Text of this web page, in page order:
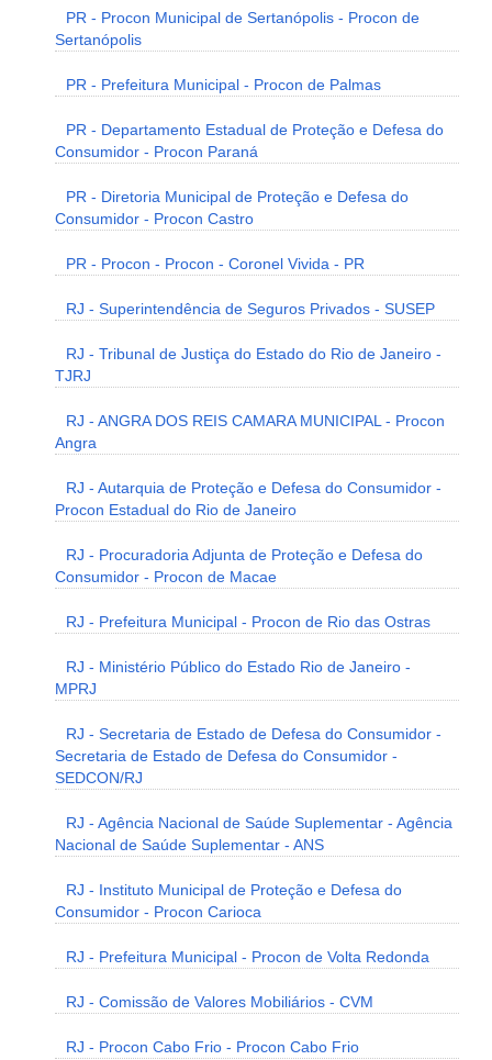
PR - Procon Municipal de Sertanópolis - Procon de
Sertanópolis
PR - Prefeitura Municipal - Procon de Palmas
PR - Departamento Estadual de Proteção e Defesa do
Consumidor - Procon Paraná
PR - Diretoria Municipal de Proteção e Defesa do
Consumidor - Procon Castro
PR - Procon - Procon - Coronel Vivida - PR
RJ - Superintendência de Seguros Privados - SUSEP
RJ - Tribunal de Justiça do Estado do Rio de Janeiro -
TJRJ
RJ - ANGRA DOS REIS CAMARA MUNICIPAL - Procon
Angra
RJ - Autarquia de Proteção e Defesa do Consumidor -
Procon Estadual do Rio de Janeiro
RJ - Procuradoria Adjunta de Proteção e Defesa do
Consumidor - Procon de Macae
RJ - Prefeitura Municipal - Procon de Rio das Ostras
RJ - Ministério Público do Estado Rio de Janeiro -
MPRJ
RJ - Secretaria de Estado de Defesa do Consumidor -
Secretaria de Estado de Defesa do Consumidor -
SEDCON/RJ
RJ - Agência Nacional de Saúde Suplementar - Agência
Nacional de Saúde Suplementar - ANS
RJ - Instituto Municipal de Proteção e Defesa do
Consumidor - Procon Carioca
RJ - Prefeitura Municipal - Procon de Volta Redonda
RJ - Comissão de Valores Mobiliários - CVM
RJ - Procon Cabo Frio - Procon Cabo Frio